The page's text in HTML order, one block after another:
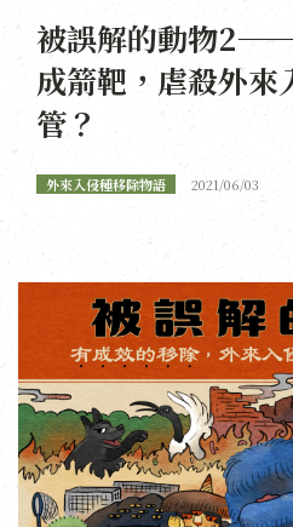
被誤解的動物2——
成箭靶，虐殺外來
管？
外來入侵種移除物語 2021/06/03